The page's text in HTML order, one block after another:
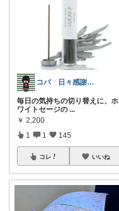
コバ 日々感謝✨私のすきなもの帖✨
毎日の気持ちの切り替えに、ホ
ワイトセージの ...
￥ 2,200
1 1 145
コレ いいね